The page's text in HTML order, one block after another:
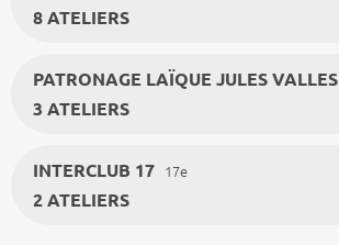
8 ATELIERS
PATRONAGE LAÏQUE JULES VALLES
3 ATELIERS
INTERCLUB 17 17e
2 ATELIERS